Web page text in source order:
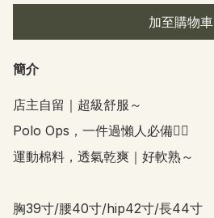
加至購物車
簡介
店主自留｜超級舒服～
Polo Ops，一件過懶人必備👍🏻
運動棉料，透氣乾爽｜好軟熟～
胸39寸/腰40寸/hip42寸/長44寸